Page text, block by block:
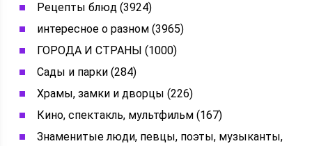
Рецепты блюд (3924)
интересное о разном (3965)
ГОРОДА И СТРАНЫ (1000)
Сады и парки (284)
Храмы, замки и дворцы (226)
Кино, спектакль, мультфильм (167)
Знаменитые люди, певцы, поэты, музыканты,